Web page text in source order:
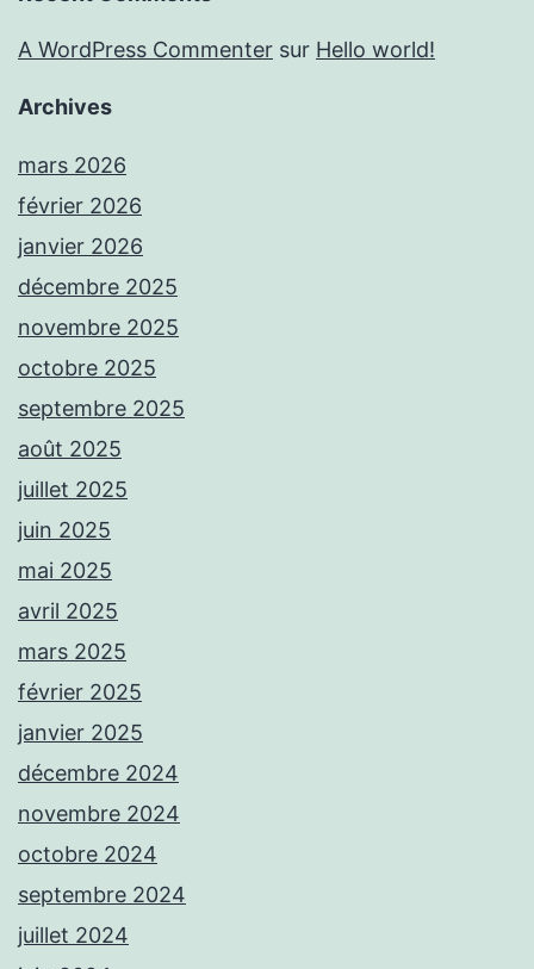
A WordPress Commenter sur Hello world!
Archives
mars 2026
février 2026
janvier 2026
décembre 2025
novembre 2025
octobre 2025
septembre 2025
août 2025
juillet 2025
juin 2025
mai 2025
avril 2025
mars 2025
février 2025
janvier 2025
décembre 2024
novembre 2024
octobre 2024
septembre 2024
juillet 2024